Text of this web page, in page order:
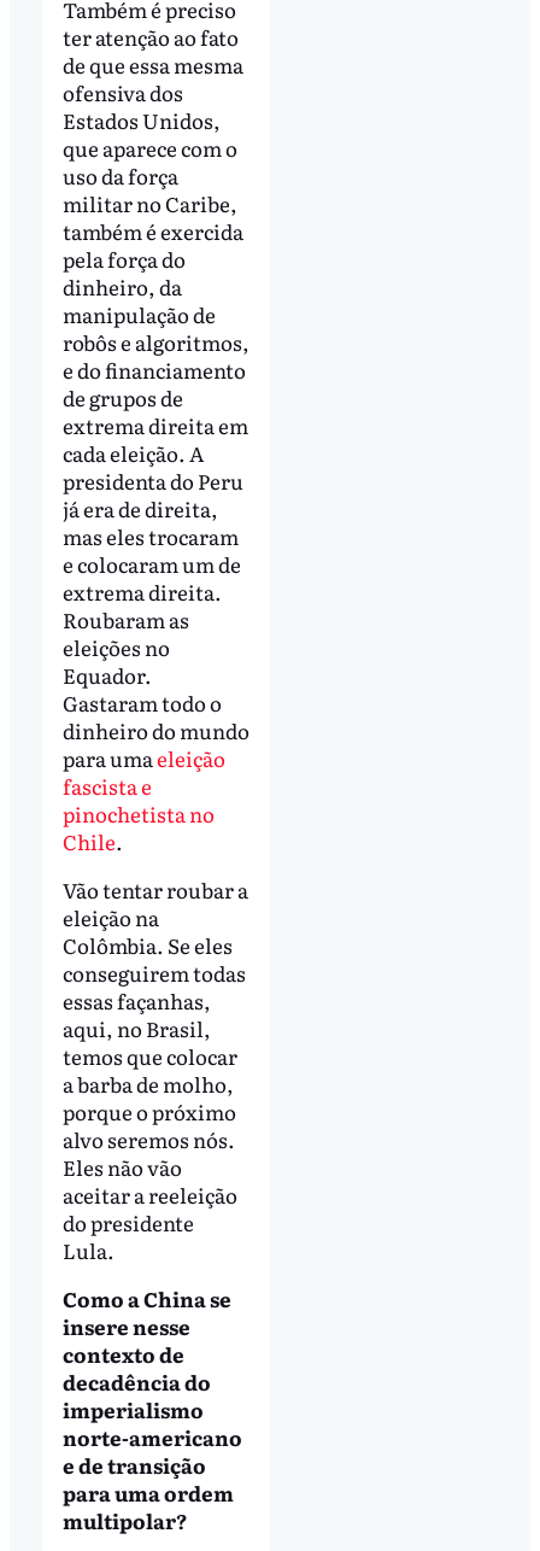
Também é preciso
ter atenção ao fato
de que essa mesma
ofensiva dos
Estados Unidos,
que aparece com o
uso da força
militar no Caribe,
também é exercida
pela força do
dinheiro, da
manipulação de
robôs e algoritmos,
e do financiamento
de grupos de
extrema direita em
cada eleição. A
presidenta do Peru
já era de direita,
mas eles trocaram
e colocaram um de
extrema direita.
Roubaram as
eleições no
Equador.
Gastaram todo o
dinheiro do mundo
para umaeleição
fascista e
pinochetista no
Chile.
Vão tentar roubar a
eleição na
Colômbia. Se eles
conseguirem todas
essas façanhas,
aqui, no Brasil,
temos que colocar
a barba de molho,
porque o próximo
alvo seremos nós.
Eles não vão
aceitar a reeleição
do presidente
Lula.
Como a China se
insere nesse
contexto de
decadência do
imperialismo
norte-americano
e de transição
para uma ordem
multipolar?